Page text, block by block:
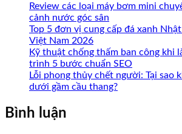
Review các loại máy bơm mini
cảnh nước góc sân
Top 5 đơn vị cung cấp đá xanh
Việt Nam 2026
Kỹ thuật chống thấm ban công khi
trình 5 bước chuẩn SEO
Lỗi phong thủy chết người: Tại sao
dưới gầm cầu thang?
Bình luận